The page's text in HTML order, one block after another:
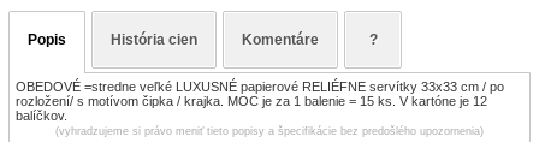
Popis História cien Komentáre ?
OBEDOVÉ =stredne veľké LUXUSNÉ papierové RELIÉFNE servítky 33x33 cm / po
rozložení/ s motívom čipka / krajka. MOC je za 1 balenie = 15 ks. V kartóne je 12
balíčkov.
(vyhradzujeme si právo meniť tieto popisy a špecifikácie bez predošlého upozornenia)